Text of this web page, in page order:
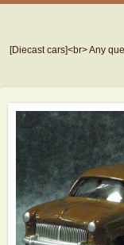
[Diecast cars]<br> Any